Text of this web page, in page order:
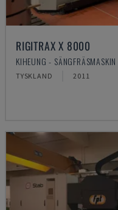
RIGITRAX X 8000
KIHEUNG - SÄNGFRÄSMASKIN
TYSKLAND 2011